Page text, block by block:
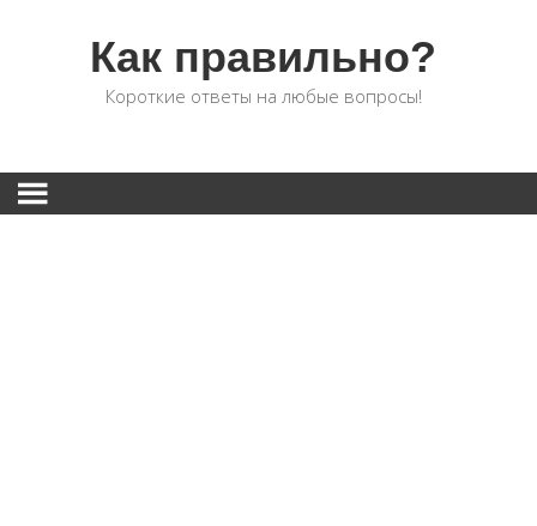
Как правильно?
Короткие ответы на любые вопросы!